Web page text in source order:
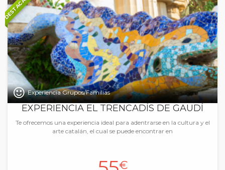
Experiencia Grupos/Familias
EXPERIENCIA EL TRENCADÍS DE GAUDÍ
Te ofrecemos una experiencia ideal para adentrarse en la cultura y el
arte catalán, el cual se puede encontrar en
€